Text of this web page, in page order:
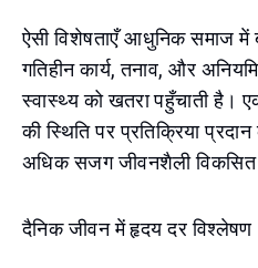
ऐसी विशेषताएँ आधुनिक समाज में
गतिहीन कार्य, तनाव, और
स्वास्थ्य को खतरा पहुँचाती है।
की स्थिति पर प्रतिक्रिया
अधिक सजग जीवनशैली
दैनिक जीवन में हृदय दर विश्लेषण